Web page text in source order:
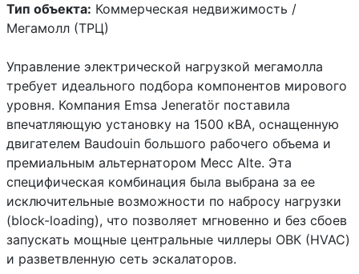
Тип объекта: Коммерческая недвижимость /
Мегамолл (ТРЦ)
Управление электрической нагрузкой мегамолла
требует идеального подбора компонентов мирового
уровня. Компания Emsa Jeneratör поставила
впечатляющую установку на 1500 кВА, оснащенную
двигателем Baudouin большого рабочего объема и
премиальным альтернатором Mecc Alte. Эта
специфическая комбинация была выбрана за ее
исключительные возможности по набросу нагрузки
(block-loading), что позволяет мгновенно и без сбоев
запускать мощные центральные чиллеры ОВК (HVAC)
и разветвленную сеть эскалаторов.